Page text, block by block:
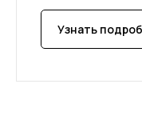
Узнать